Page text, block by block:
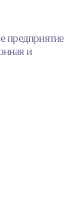
предприятие
и